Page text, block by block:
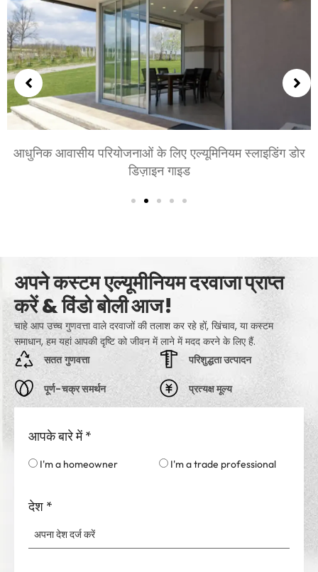
शयनकक्षों और बैठक कक्षों के लिए एल्युमीनियम के दरवाजे चुनना:
आराम, शैली, और गोपनीयता
अपने कस्टम एल्यूमीनियम दरवाजा प्राप्त
करें & विंडो बोली आज!
चाहे आप उच्च गुणवत्ता वाले दरवाजों की तलाश कर रहे हों, खिंचाव, या कस्टम
समाधान, हम यहां आपकी दृष्टि को जीवन में लाने में मदद करने के लिए हैं.
सतत गुणवत्ता
पूर्ण-चक्र समर्थन
परिशुद्धता उत्पादन
प्रत्यक्ष मूल्य
आपके बारे में *
I'm a homeowner I'm a trade professional
देश *